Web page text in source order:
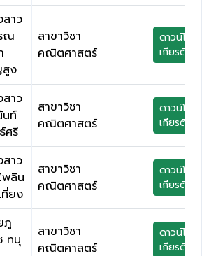
สาว
ณ
ง
สาขาวิชา
คณิตศาสตร์
ดาวน์โหล
เกียรติบัต
สาว
นท์
ศรี
สาขาวิชา
คณิตศาสตร์
ดาวน์โหล
เกียรติบัต
สาว
พลิน
ที่ยง
สาขาวิชา
คณิตศาสตร์
ดาวน์โหล
เกียรติบัต
ภู
ทนุ
สาขาวิชา
คณิตศาสตร์
ดาวน์โหล
เกียรติบัต